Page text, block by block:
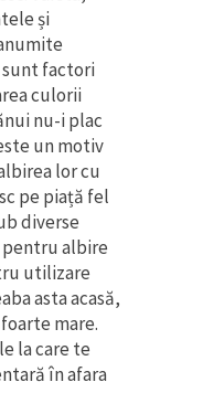
și
factori
culorii
nu-i plac
un motiv
lor cu
pe piață fel
diverse
albire
utilizare
asta acasă,
mare.
la care te
în afara